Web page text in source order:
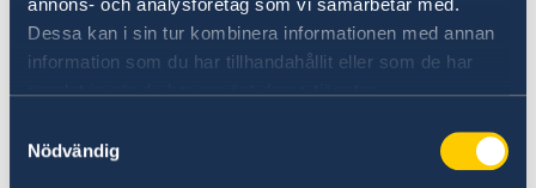
Dessa kan i sin tur kombinera informationen med annan
information som du har tillhandahållit eller som de har
samlat in när du har använt deras tjänster.
Nödvändig
affairs in the Riksdag today.